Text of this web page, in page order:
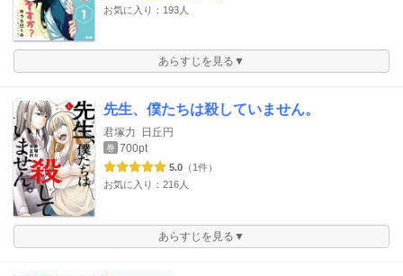
お気に入り：193人
あらすじを見る▼
先生、僕たちは殺していません。
君塚力 日丘円
巻 700pt
5.0 （1件）
お気に入り：216人
あらすじを見る▼